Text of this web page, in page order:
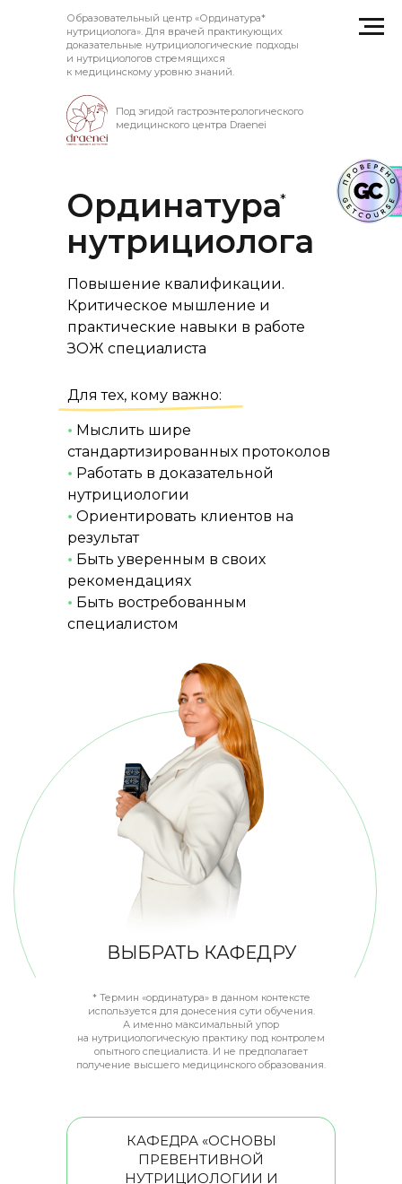
Образовательный центр «Ординатура*
нутрициолога». Для врачей практикующих
доказательные нутрициологические подходы
и нутрициологов стремящихся
к медицинскому уровню знаний.
Под эгидой гастроэнтерологического
медицинского центра Draenei
ВЫБРАТЬ КАФЕДРУ
Ординатура
нутрициолога
Повышение квалификации.
Критическое мышление и
практические навыки в работе
ЗОЖ специалиста
*
Для тех, кому важно:
• Мыслить шире
стандартизированных протоколов
• Работать в доказательной
нутрициологии
• Ориентировать клиентов на
результат
• Быть уверенным в своих
рекомендациях
• Быть востребованным
специалистом
КАФЕДРА «ОСНОВЫ
ПРЕВЕНТИВНОЙ
НУТРИЦИОЛОГИИ И
*Термин «ординатура» в данном контексте
используется для донесения сути обучения.
А именно максимальный упор
на нутрициологическую практику под контролем
опытного специалиста. И не предполагает
получение высшего медицинского образования.